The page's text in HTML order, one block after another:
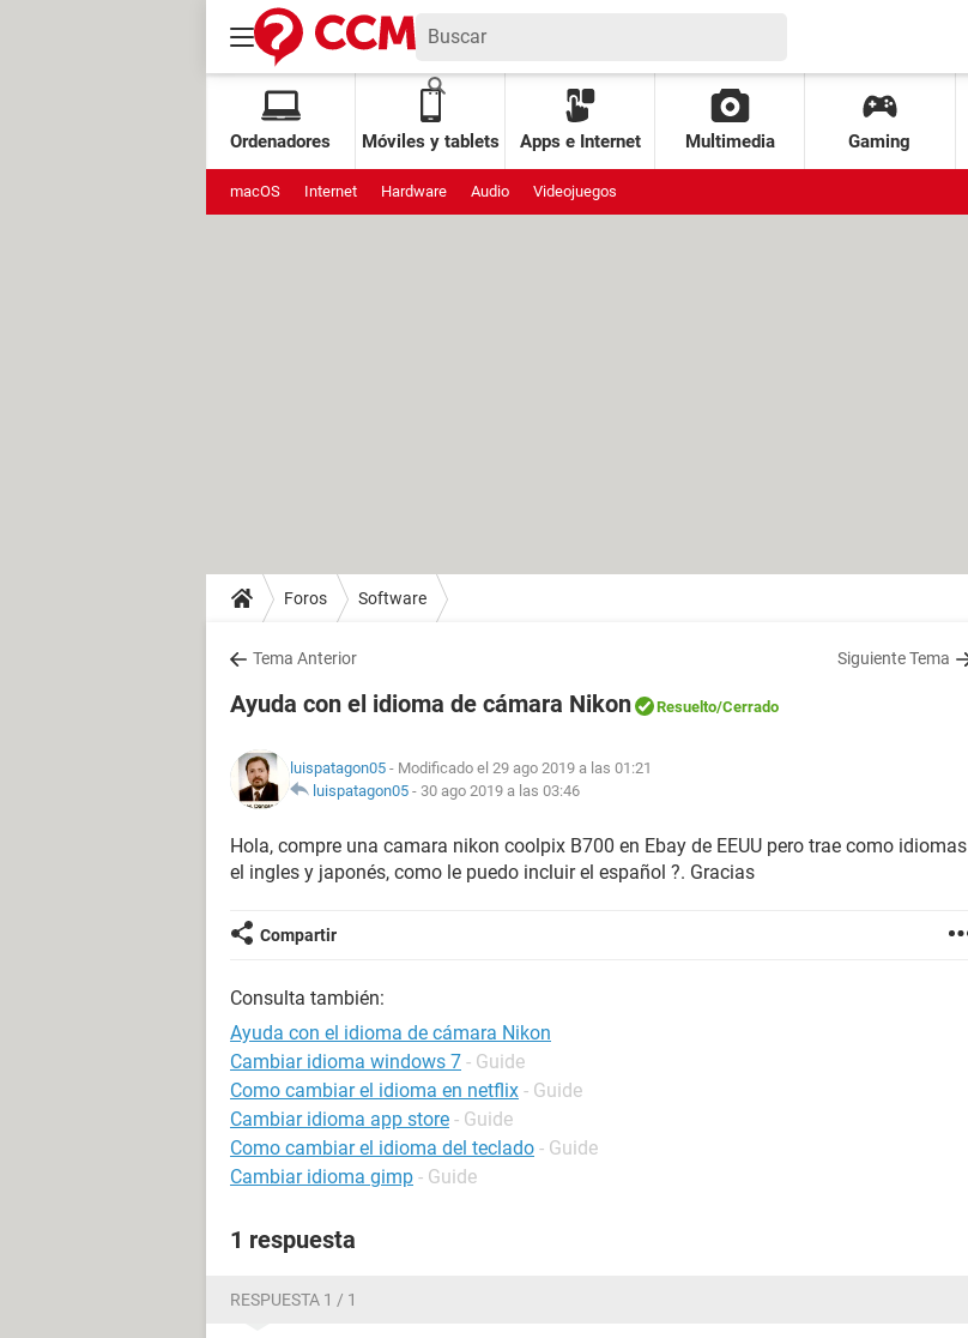
Ordenadores Móviles y tablets Apps e Internet Multimedia Gaming
macOS Internet Hardware Audio Videojuegos
Foros Software
Tema Anterior Siguiente Tema
Ayuda con el idioma de cámara Nikon Resuelto/Cerrado
luispatagon05 - Modificado el 29 ago 2019 a las 01:21
luispatagon05 - 30 ago 2019 a las 03:46
Hola, compre una camara nikon coolpix B700 en Ebay de EEUU pero trae como idiomas
el ingles y japonés, como le puedo incluir el español ?. Gracias
Compartir
Consulta también:
Ayuda con el idioma de cámara Nikon
Cambiar idioma windows 7 - Guide
Como cambiar el idioma en netflix - Guide
Cambiar idioma app store - Guide
Como cambiar el idioma del teclado - Guide
Cambiar idioma gimp - Guide
1 respuesta
RESPUESTA 1 / 1